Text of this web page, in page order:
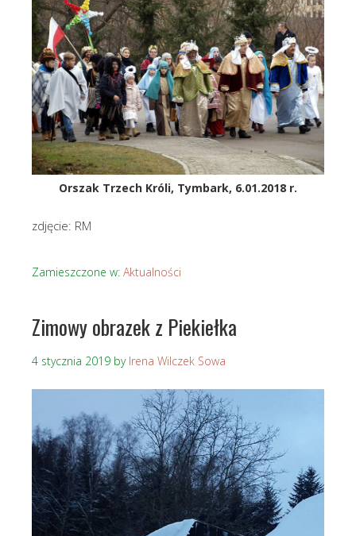
Orszak Trzech Króli, Tymbark, 6.01.2018 r.
zdjęcie: RM
Zamieszczone w: Aktualności
Zimowy obrazek z Piekiełka
4 stycznia 2019 by Irena Wilczek Sowa